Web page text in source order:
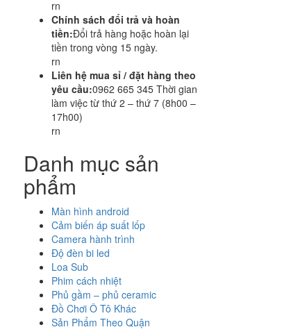
rn
Chính sách đổi trả và hoàn
tiền:Đổi trả hàng hoặc hoàn lại
tiền trong vòng 15 ngày.
rn
Liên hệ mua sỉ / đặt hàng theo
yêu cầu:0962 665 345 Thời gian
làm việc từ thứ 2 – thứ 7 (8h00 –
17h00)
rn
Danh mục sản
phẩm
Màn hình android
Cảm biến áp suất lốp
Camera hành trình
Độ đèn bi led
Loa Sub
Phim cách nhiệt
Phủ gầm – phủ ceramic
Đồ Chơi Ô Tô Khác
Sản Phẩm Theo Quận